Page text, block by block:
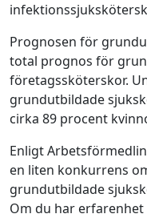
Prognosen för
total prognos för
företagssköterskor.
grundutbildade
cirka 89 procent
Enligt
en liten konkurrens
grundutbildade
Om du har